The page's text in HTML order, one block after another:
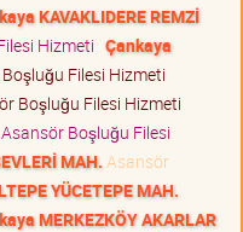
KAVAKLIDERE REMZİ
Hizmeti Çankaya
Filesi Hizmeti
Boşluğu Filesi Hizmeti
Asansör Boşluğu Filesi
MAH. Asansör
YÜCETEPE MAH.
MERKEZKÖY AKARLAR